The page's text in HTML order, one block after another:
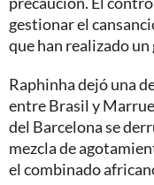
gestionar el
que han realizado
Raphinha dejó una
entre Brasil y
del Barcelona se
mezcla de
el combinado